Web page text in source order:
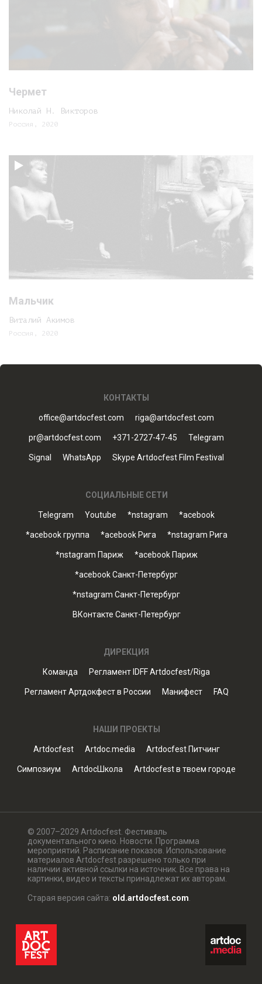
Чермет
Николай Н. Викторов
Россия, 2020
Мальчик
Виталий Акимов
Россия, 2020
КОНТАКТЫ
office@artdocfest.com riga@artdocfest.com
pr@artdocfest.com +371-2727-47-45 Telegram
Signal WhatsApp Skype Artdocfest Film Festival
СОЦИАЛЬНЫЕ СЕТИ
Telegram Youtube *nstagram *acebook
*acebook группа *acebook Рига *nstagram Рига
*nstagram Париж *acebook Париж
*acebook Санкт-Петербург
*nstagram Санкт-Петербург
ВКонтакте Санкт-Петербург
ДИРЕКЦИЯ
Команда Регламент IDFF Artdocfest/Riga
Регламент Артдокфест в России Манифест FAQ
НАШИ ПРОЕКТЫ
Artdocfest Artdoc.media Artdocfest Питчинг
Симпозиум ArtdocШкола Artdocfest в твоем городе
© 2007–2029 Artdocfest. Фестиваль
документального кино. Новости. Программа
мероприятий. Расписание показов. Использование
материалов Artdocfest разрешено только при
наличии активной ссылки на источник. Все права на
картинки, видео и тексты принадлежат их авторам.
Старая версия сайта: old.artdocfest.com